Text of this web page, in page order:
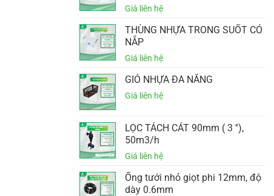
THÙNG NHỰA TRONG SUỐT CÓ
NẮP
GIỎ NHỰA ĐA NĂNG
LỌC TÁCH CÁT 90mm ( 3 ''),
50m3/h
Ống tưới nhỏ giọt phi 12mm, độ
dày 0.6mm